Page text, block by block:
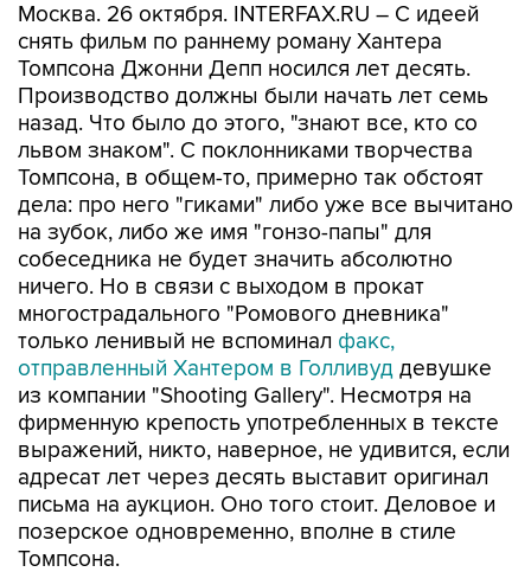
Москва. 26 октября. INTERFAX.RU – С идеей
снять фильм по раннему роману Хантера
Томпсона Джонни Депп носился лет десять.
Производство должны были начать лет семь
назад. Что было до этого, "знают все, кто со
львом знаком". С поклонниками творчества
Томпсона, в общем-то, примерно так обстоят
дела: про него "гиками" либо уже все вычитано
на зубок, либо же имя "гонзо-папы" для
собеседника не будет значить абсолютно
ничего. Но в связи с выходом в прокат
многострадального "Ромового дневника"
только ленивый не вспоминал факс,
отправленный Хантером в Голливуд девушке
из компании "Shooting Gallery". Несмотря на
фирменную крепость употребленных в тексте
выражений, никто, наверное, не удивится, если
адресат лет через десять выставит оригинал
письма на аукцион. Оно того стоит. Деловое и
позерское одновременно, вполне в стиле
Томпсона.